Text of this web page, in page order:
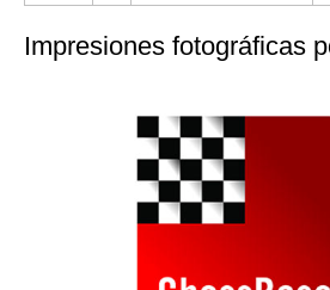
Impresiones fotográficas